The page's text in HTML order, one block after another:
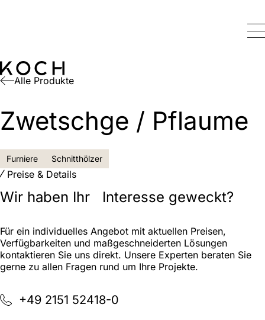
Alle Produkte
Zwetschge / Pflaume
Furniere Schnitthölzer
Preise & Details
Wir haben Ihr Interesse geweckt?
Für ein individuelles Angebot mit aktuellen Preisen,
Verfügbarkeiten und maßgeschneiderten Lösungen
kontaktieren Sie uns direkt. Unsere Experten beraten Sie
gerne zu allen Fragen rund um Ihre Projekte.
+49 2151 52418-0